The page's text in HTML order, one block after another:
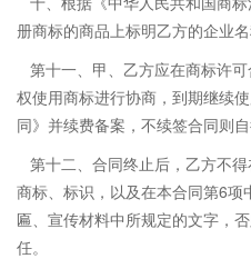
册商标的商品上标明乙方的企业名
第十一、甲、乙方应在商标许
权使用商标进行协商，到期继续
同》并续费备案，不续签合同则自
第十二、合同终止后，乙方不
商标、标识，以及在本合同第6
匾、宣传材料中所规定的文字，
任。